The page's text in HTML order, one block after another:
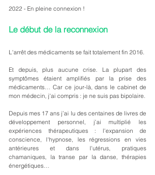
2022 - En pleine connexion !
Le début de la reconnexion
L'arrêt des médicaments se fait totalement fin 2016.
Et depuis, plus aucune crise. La plupart des
symptômes étaient amplifiés par la prise des
médicaments… Car ce jour-là, dans le cabinet de
mon médecin, j'ai compris : je ne suis pas bipolaire.
Depuis mes 17 ans j’ai lu des centaines de livres de
développement personnel, j’ai multiplié les
expériences thérapeutiques : l'expansion de
conscience, l'hypnose, les régressions en vies
antérieures et dans l'utérus, pratiques
chamaniques, la transe par la danse, thérapies
énergétiques…